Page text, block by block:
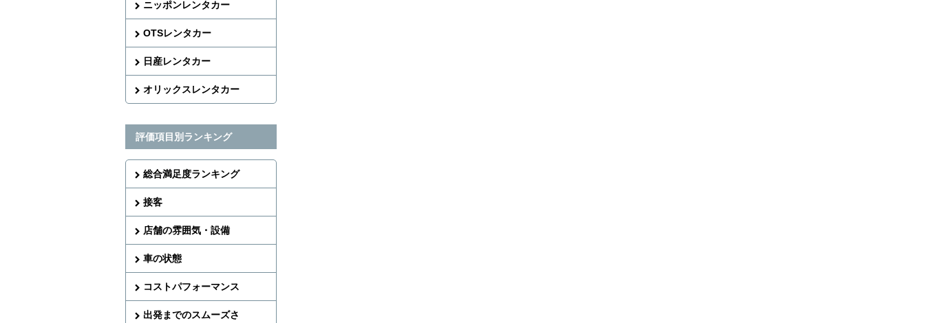
ニッポンレンタカー
OTSレンタカー
日産レンタカー
オリックスレンタカー
評価項目別ランキング
総合満足度ランキング
接客
店舗の雰囲気・設備
車の状態
コストパフォーマンス
出発までのスムーズさ